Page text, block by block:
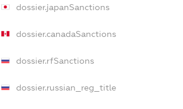
dossier.japanSanctions
dossier.canadaSanctions
dossier.rfSanctions
dossier.russian_reg_title